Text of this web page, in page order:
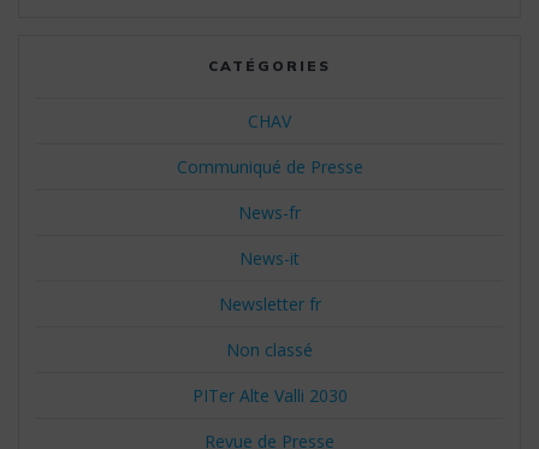
CATÉGORIES
CHAV
Communiqué de Presse
News-fr
News-it
Newsletter fr
Non classé
PITer Alte Valli 2030
Revue de Presse